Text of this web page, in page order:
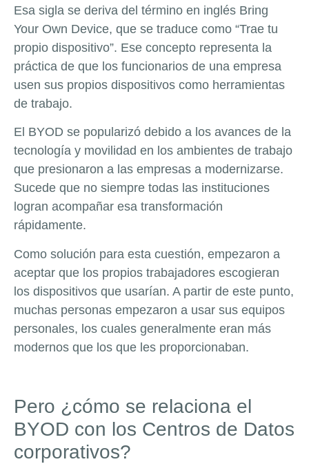
Esa sigla se deriva del término en inglés Bring
Your Own Device, que se traduce como “Trae tu
propio dispositivo”. Ese concepto representa la
práctica de que los funcionarios de una empresa
usen sus propios dispositivos como herramientas
de trabajo.
El BYOD se popularizó debido a los avances de la
tecnología y movilidad en los ambientes de trabajo
que presionaron a las empresas a modernizarse.
Sucede que no siempre todas las instituciones
logran acompañar esa transformación
rápidamente.
Como solución para esta cuestión, empezaron a
aceptar que los propios trabajadores escogieran
los dispositivos que usarían. A partir de este punto,
muchas personas empezaron a usar sus equipos
personales, los cuales generalmente eran más
modernos que los que les proporcionaban.
Pero ¿cómo se relaciona el
BYOD con los Centros de Datos
corporativos?